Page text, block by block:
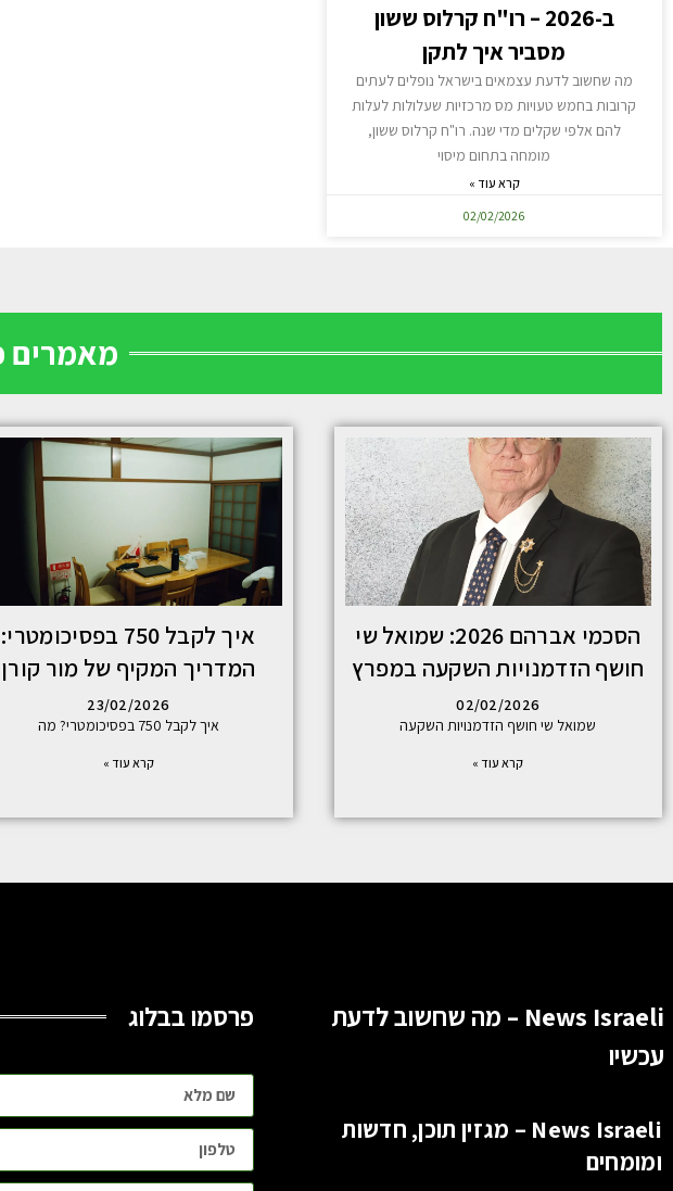
ב-2026 – רו"ח קרלוס ששון
מסביר איך לתקן
מה שחשוב לדעת עצמאים בישראל נופלים לעתים
קרובות בחמש טעויות מס מרכזיות שעלולות לעלות
להם אלפי שקלים מדי שנה. רו"ח קרלוס ששון,
מומחה בתחום מיסוי
קרא עוד »
02/02/2026
מאמרים
הסכמי אברהם 2026: שמואל שי
חושף הזדמנויות השקעה במפרץ
02/02/2026
שמואל שי חושף הזדמנויות השקעה
קרא עוד »
איך לקבל 750 בפסיכומטרי:
המדריך המקיף של מור קורן
23/02/2026
איך לקבל 750 בפסיכומטרי? מה
קרא עוד »
News Israeli – מה שחשוב לדעת
עכשיו
News Israeli – מגזין תוכן, חדשות
ומומחים
פרסמו בבלוג